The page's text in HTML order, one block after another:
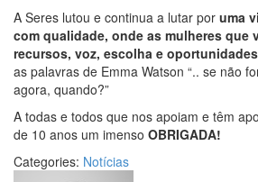
A Seres lutou e continua a lutar por uma
com qualidade, onde as mulheres que
recursos, voz, escolha e oportunidades
as palavras de Emma Watson “.. se não
agora, quando?”
A todas e todos que nos apoiam e têm
de 10 anos um imenso OBRIGADA!
Categories: Notícias